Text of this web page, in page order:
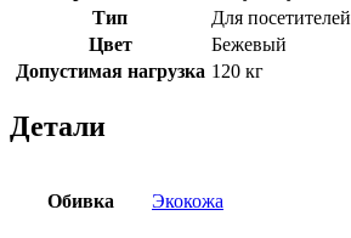
Тип
Для посетителей
Цвет
Бежевый
Допустимая нагрузка 120 кг
Детали
Обивка Экокожа